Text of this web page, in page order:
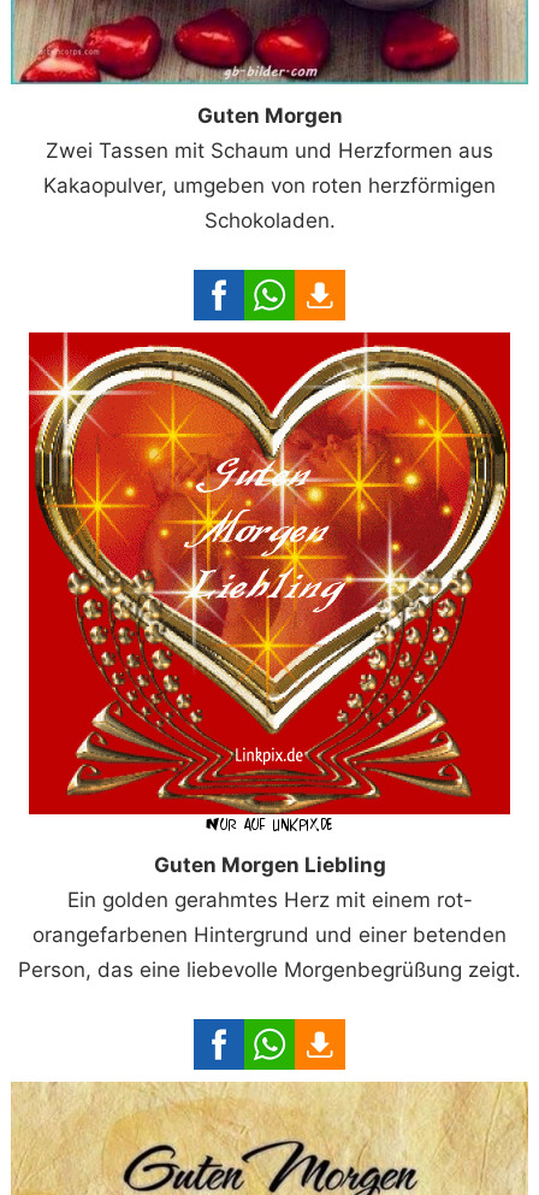
Guten Morgen
Zwei Tassen mit Schaum und Herzformen aus
Kakaopulver, umgeben von roten herzförmigen
Schokoladen.
Guten Morgen Liebling
Ein golden gerahmtes Herz mit einem rot-
orangefarbenen Hintergrund und einer betenden
Person, das eine liebevolle Morgenbegrüßung zeigt.